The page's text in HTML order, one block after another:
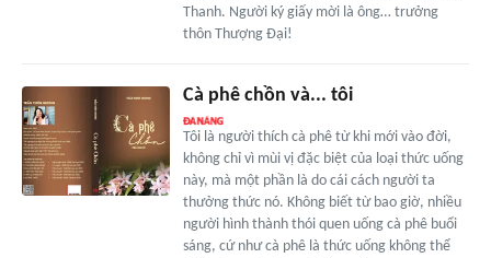
Thanh. Người ký giấy mời là ông… trưởng
thôn Thượng Đại!
Cà phê chồn và... tôi
Tôi là người thích cà phê từ khi mới vào đời,
không chỉ vì mùi vị đặc biệt của loại thức uống
này, mà một phần là do cái cách người ta
thưởng thức nó. Không biết từ bao giờ, nhiều
người hình thành thói quen uống cà phê buổi
sáng, cứ như cà phê là thức uống không thể